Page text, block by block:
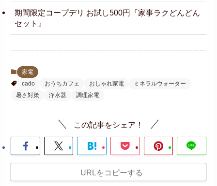
期間限定コープデリ お試し500円『家事ラクどんどん
セット』
家電
cado
おうちカフェ おしゃれ家電
ミネラルウォーター
暑さ対策
浄水器 調理家電
この記事をシェア！
URLをコピーする